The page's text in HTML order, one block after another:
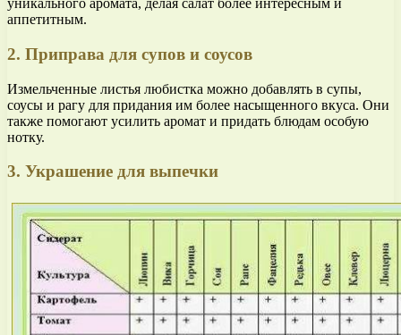
уникального аромата, делая салат более интересным и
аппетитным.
2. Приправа для супов и соусов
Измельченные листья любистка можно добавлять в супы,
соусы и рагу для придания им более насыщенного вкуса. Они
также помогают усилить аромат и придать блюдам особую
нотку.
3. Украшение для выпечки